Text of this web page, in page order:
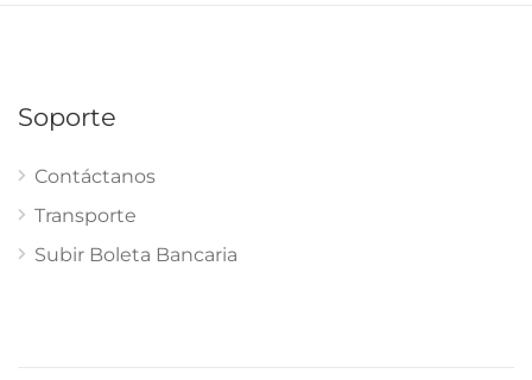
Soporte
Contáctanos
Transporte
Subir Boleta Bancaria